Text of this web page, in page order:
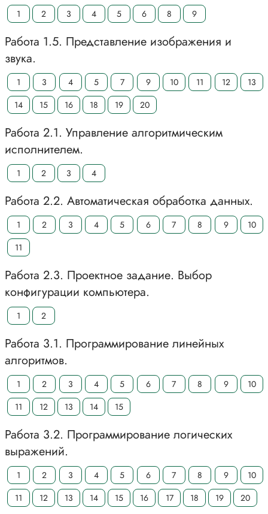
1 2 3 4 5 6 8 9
Работа 1.5. Представление изображения и
звука.
1 3 4 5 7 9 10 11 12
13
14
15 16 18 19 20
Работа 2.1. Управление алгоритмическим
исполнителем.
1 2 3 4
Работа 2.2. Автоматическая обработка данных.
1 2 3 4 5 6 7 8 9
10
11
Работа 2.3. Проектное задание. Выбор
конфигурации компьютера.
1 2
Работа 3.1. Программирование линейных
алгоритмов.
1 2 3 4 5 6 7 8 9
10
11
12 13 14 15
Работа 3.2. Программирование логических
выражений.
1 2 3 4 5 6 7 8 9
10
11
12 13 14 15 16 17 18 19 20